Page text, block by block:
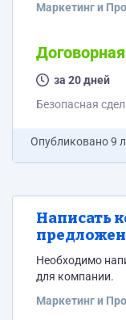
Маркетинг и
Договорная
за 20 дней
Безопасная
Опубликовано9
Написать
Необходимо
для компании.
Маркетинг и